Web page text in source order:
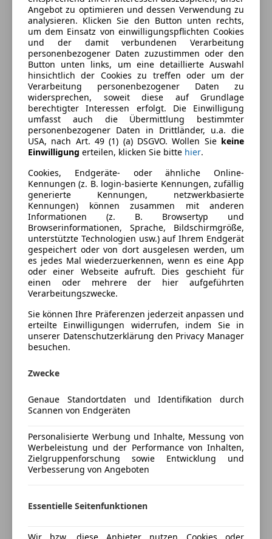
Ausstattung
Komfort
Armlehne
Einparkhilfe
Einparkhilfe Sensoren hinten
Einparkhilfe Sensoren vorne
Elektrische Heckklappe
Elektrische Seitenspiegel
Getönte Scheiben
Klimaautomatik
Lichtsensor
Multifunktionslenkrad
Navigationssystem
Regensensor
Sitzheizung
Start/Stop-Automatik
Tempomat
Unterhaltung/Media
Apple CarPlay
Bluetooth
Bordcomputer
Freisprecheinrichtung
Radio
Sicherheit
ABS
Airbag hinten
Beifahrerairbag
ESP
Geschwindigkeits-begrenzungsanlage
Kopfairbag
Mehr anzeigen
Farbe und Innenausstattung
Außenfarbe
Schwarz
Farbe laut Hersteller
Brillantschwarz
Farbe der
Innenausstattung
Schwarz
Innenausstattung Stoff
Fahrzeugbeschreibung
Wir bieten Ihnen die Gelegenheit diesen
wunderschönen
AUDI A4 40 TDI Aut.
zu erwerben!
Eintausch/Finanzierung möglich!
Garantiepaket ab 120€ bis 3 Jahre möglich!
Pickerl NEU 07/2027 + 4 Monate!
Sonderausstattung:
Ablage- und Gepäckraum-Paket
Audi connect (Notruf- und Assistance-System)
Mehr anzeigen
Preisbewertung
Mehr anzeigen
Versicherung
Angebot zu optimieren und dessen Verwendung zu
analysieren. Klicken Sie den Button unten rechts,
um dem Einsatz von einwilligungspflichten Cookies
und der damit verbundenen Verarbeitung
personenbezogener Daten zuzustimmen oder den
Button unten links, um eine detaillierte Auswahl
hinsichtlich der Cookies zu treffen oder um der
Verarbeitung personenbezogener Daten zu
widersprechen, soweit diese auf Grundlage
berechtigter Interessen erfolgt. Die Einwilligung
umfasst auch die Übermittlung bestimmter
personenbezogener Daten in Drittländer, u.a. die
USA, nach Art. 49 (1) (a) DSGVO. Wollen Sie keine
Einwilligung erteilen, klicken Sie bitte hier.
Cookies, Endgeräte- oder ähnliche Online-
Kennungen (z. B. login-basierte Kennungen, zufällig
generierte Kennungen, netzwerkbasierte
Kennungen) können zusammen mit anderen
Informationen (z. B. Browsertyp und
Browserinformationen, Sprache, Bildschirmgröße,
unterstützte Technologien usw.) auf Ihrem Endgerät
gespeichert oder von dort ausgelesen werden, um
es jedes Mal wiederzuerkennen, wenn es eine App
oder einer Webseite aufruft. Dies geschieht für
einen oder mehrere der hier aufgeführten
Verarbeitungszwecke.
Sie können Ihre Präferenzen jederzeit anpassen und
erteilte Einwilligungen widerrufen, indem Sie in
unserer Datenschutzerklärung den Privacy Manager
besuchen.
Zwecke
Genaue Standortdaten und Identifikation durch
Scannen von Endgeräten
Personalisierte Werbung und Inhalte, Messung von
Werbeleistung und der Performance von Inhalten,
Zielgruppenforschung sowie Entwicklung und
Verbesserung von Angeboten
Essentielle Seitenfunktionen